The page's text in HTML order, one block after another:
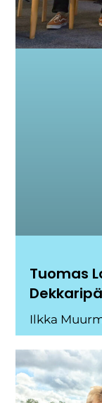
Tuomas
Ilkka